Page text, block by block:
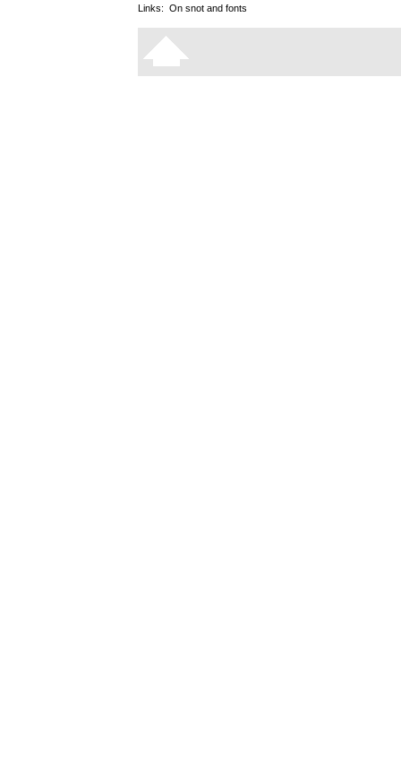
Links: On snot and fonts